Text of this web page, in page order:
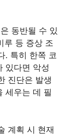
동반될 수 있
루 등 증상 조
. 특히 한쪽 코
있다면 악성
진단은 발생
세우는 데 필
계획 시 현재